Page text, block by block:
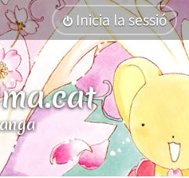
Inicia la sessió